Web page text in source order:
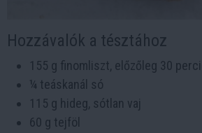
Hozzávalók a tésztához
155 g finomliszt, előzőleg 30
¼ teáskanál só
115 g hideg, sótlan vaj
60 g tejföl